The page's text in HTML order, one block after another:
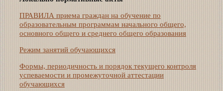
ПРАВИЛА приема граждан на обучение по
образовательным программам начального общего,
основного общего и среднего общего образования
Режим занятий обучающихся
Формы, периодичность и порядок текущего контроля
успеваемости и промежуточной аттестации
обучающихся